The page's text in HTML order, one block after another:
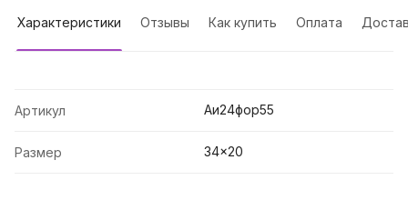
Характеристики Отзывы Как купить Оплата
Артикул Аи24фор55
Размер 34x20